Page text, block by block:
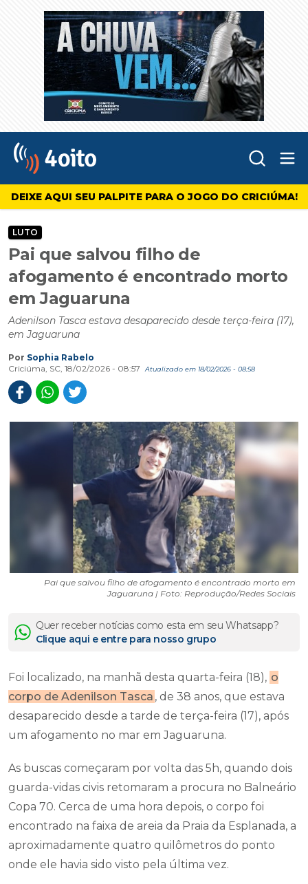
4oito
DEIXE AQUI SEU PALPITE PARA O JOGO DO CRICIÚMA!
LUTO
Pai que salvou filho de
afogamento é encontrado morto
em Jaguaruna
Adenilson Tasca estava desaparecido desde terça-feira (17),
em Jaguaruna
Por Sophia Rabelo
Criciúma, SC, 18/02/2026 - 08:57
Atualizado em 18/02/2026 - 08:58
Pai que salvou filho de afogamento é encontrado morto em
Jaguaruna | Foto: Reprodução/Redes Sociais
Quer receber notícias como esta em seu Whatsapp?
Clique aqui e entre para nosso grupo
Foi localizado, na manhã desta quarta-feira (18), o
corpo de Adenilson Tasca , de 38 anos, que estava
desaparecido desde a tarde de terça-feira (17), após
um afogamento no mar em Jaguaruna.
As buscas começaram por volta das 5h, quando dois
guarda-vidas civis retomaram a procura no Balneário
Copa 70. Cerca de uma hora depois, o corpo foi
encontrado na faixa de areia da Praia da Esplanada, a
aproximadamente quatro quilômetros do ponto
onde ele havia sido visto pela última vez.